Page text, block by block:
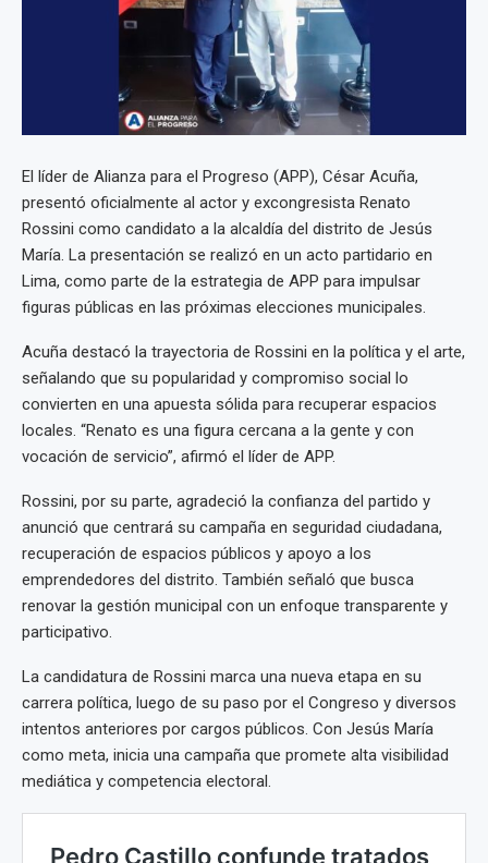
El líder de Alianza para el Progreso (APP), César Acuña,
presentó oficialmente al actor y excongresista Renato
Rossini como candidato a la alcaldía del distrito de Jesús
María. La presentación se realizó en un acto partidario en
Lima, como parte de la estrategia de APP para impulsar
figuras públicas en las próximas elecciones municipales.
Acuña destacó la trayectoria de Rossini en la política y el arte,
señalando que su popularidad y compromiso social lo
convierten en una apuesta sólida para recuperar espacios
locales. “Renato es una figura cercana a la gente y con
vocación de servicio”, afirmó el líder de APP.
Rossini, por su parte, agradeció la confianza del partido y
anunció que centrará su campaña en seguridad ciudadana,
recuperación de espacios públicos y apoyo a los
emprendedores del distrito. También señaló que busca
renovar la gestión municipal con un enfoque transparente y
participativo.
La candidatura de Rossini marca una nueva etapa en su
carrera política, luego de su paso por el Congreso y diversos
intentos anteriores por cargos públicos. Con Jesús María
como meta, inicia una campaña que promete alta visibilidad
mediática y competencia electoral.